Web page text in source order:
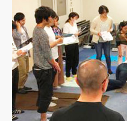
施術メルマガ 公式LINE @ 公式YouTube